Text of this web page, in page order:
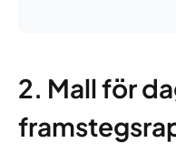
2. Mall för